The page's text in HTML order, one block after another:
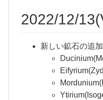
2022/12/
新しい鉱石の追加